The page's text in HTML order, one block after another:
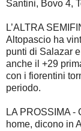
Santini, Bovo 4,
L’ALTRA
Altopascio ha
punti di Salazar
anche il +29
con i fiorentini
periodo.
LA PROSSIMA -
home, dicono in